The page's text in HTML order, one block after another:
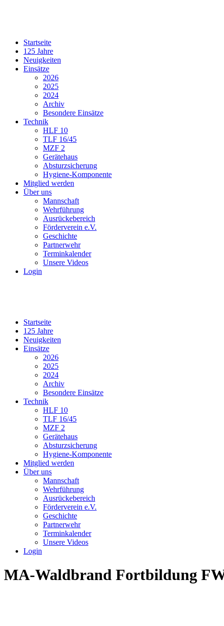
Startseite
125 Jahre
Neuigkeiten
Einsätze
2026
2025
2024
Archiv
Besondere Einsätze
Technik
HLF 10
TLF 16/45
MZF 2
Gerätehaus
Absturzsicherung
Hygiene-Komponente
Mitglied werden
Über uns
Mannschaft
Wehrführung
Ausrückebereich
Förderverein e.V.
Geschichte
Partnerwehr
Terminkalender
Unsere Videos
Login
Startseite
125 Jahre
Neuigkeiten
Einsätze
2026
2025
2024
Archiv
Besondere Einsätze
Technik
HLF 10
TLF 16/45
MZF 2
Gerätehaus
Absturzsicherung
Hygiene-Komponente
Mitglied werden
Über uns
Mannschaft
Wehrführung
Ausrückebereich
Förderverein e.V.
Geschichte
Partnerwehr
Terminkalender
Unsere Videos
Login
MA-Waldbrand Fortbildung